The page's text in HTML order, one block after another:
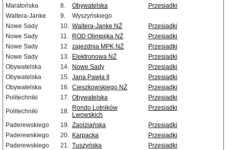
Maratońska
8. Obywatelska
Przesiadki
Waltera-Janke
9.
Wyszyńskiego
Nowe Sady
10. Waltera-Janke NŻ
Przesiadki
Nowe Sady
11. ROD Olimpijka NŻ
Przesiadki
Nowe Sady
12. zajezdnia MPK NŻ
Przesiadki
Nowe Sady
13. Elektronowa NŻ
Przesiadki
Obywatelska
14. Nowe Sady
Przesiadki
Obywatelska
15. Jana Pawła II
Przesiadki
Obywatelska
16. Cieszkowskiego NŻ
Przesiadki
Politechniki
17. Obywatelska
Przesiadki
Politechniki
18. Rondo Lotników
Lwowskich
Przesiadki
Paderewskiego 19. Zaolziańska
Przesiadki
Paderewskiego
20. Karpacka
Przesiadki
Paderewskiego
21. Tuszyńska
Przesiadki